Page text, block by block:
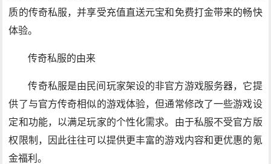
质的传奇私服，并享受充值直送元宝和免费打金带来的畅快
体验。
传奇私服的由来
传奇私服是由民间玩家架设的非官方游戏服务器，它提
供了与官方传奇相似的游戏体验，但通常修改了一些游戏设
定和功能，以满足玩家的个性化需求。由于私服不受官方版
权限制，因此往往可以提供更丰富的游戏内容和更优惠的氪
金福利。